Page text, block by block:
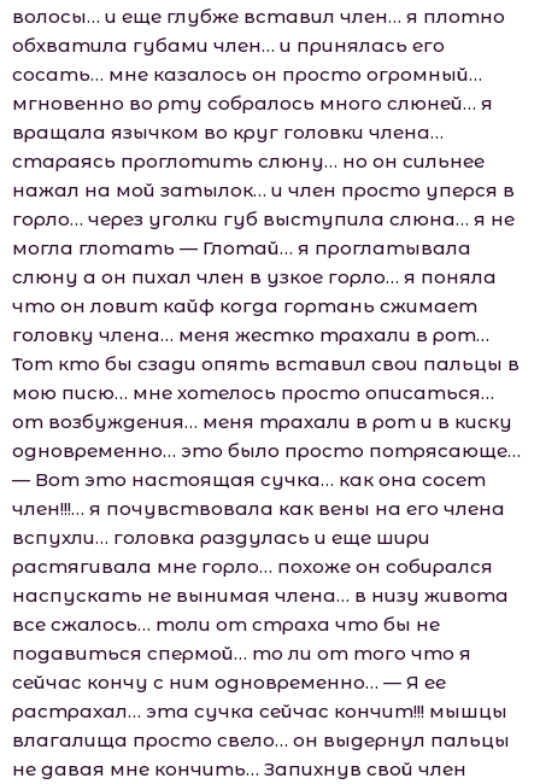
волосы… и еще глубже вставил член… я плотно
обхватила губами член… и принялась его
сосать… мне казалось он просто огромный…
мгновенно во рту собралось много слюней… я
вращала язычком во круг головки члена…
стараясь проглотить слюну… но он сильнее
нажал на мой затылок… и член просто уперся в
горло… через уголки губ выступила слюна… я не
могла глотать — Глотай… я проглатывала
слюну а он пихал член в узкое горло… я поняла
что он ловит кайф когда гортань сжимает
головку члена… меня жестко трахали в рот…
Тот кто бы сзади опять вставил свои пальцы в
мою писю… мне хотелось просто описаться…
от возбуждения… меня трахали в рот и в киску
одновременно… это было просто потрясающе…
— Вот это настоящая сучка… как она сосет
член!!!… я почувствовала как вены на его члена
вспухли… головка раздулась и еще шири
растягивала мне горло… похоже он собирался
наспускать не вынимая члена… в низу живота
все сжалось… толи от страха что бы не
подавиться спермой… то ли от того что я
сейчас кончу с ним одновременно… — Я ее
растрахал… эта сучка сейчас кончит!!! мышцы
влагалища просто свело… он выдернул пальцы
не давая мне кончить… Запихнув свой член